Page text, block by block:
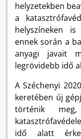
helyzetekben
a
helyszíneken is
ennek során a
anyagi javait
legrövidebb idő
A Széchenyi
keretében új
történik
idő alatt